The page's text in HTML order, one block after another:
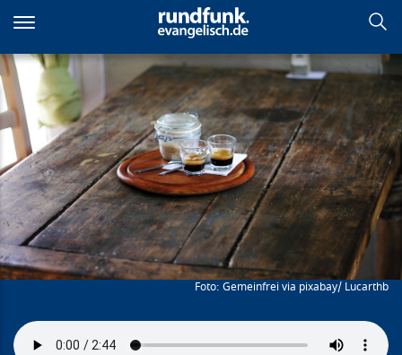
zum
Inhalt
Chuzpe und
Gastfreundschaft
Gemeinfrei via pixabay/ Lucarthb